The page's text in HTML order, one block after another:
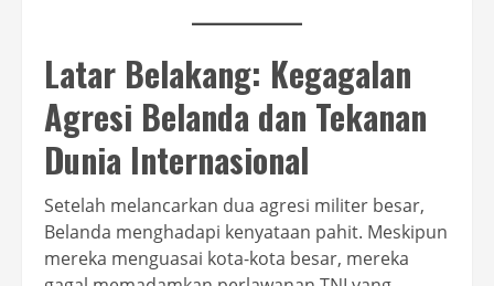
Latar Belakang: Kegagalan
Agresi Belanda dan Tekanan
Dunia Internasional
Setelah melancarkan dua agresi militer besar,
Belanda menghadapi kenyataan pahit. Meskipun
mereka menguasai kota-kota besar, mereka